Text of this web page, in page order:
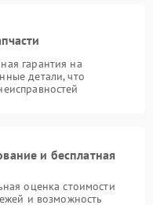
гарантия на
детали, что
и бесплатная
оценка стоимости
и возможность